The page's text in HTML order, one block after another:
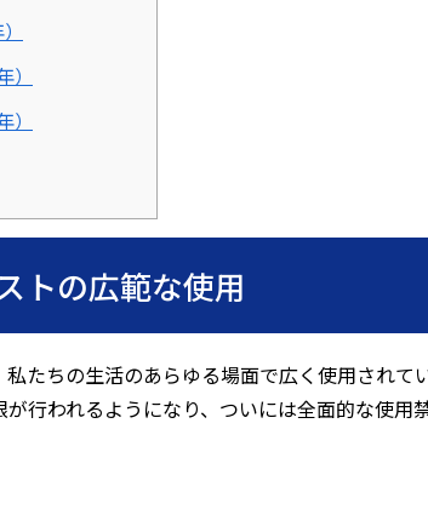
トの広範な使用
私たちの生活のあらゆる場面で広く使用され
行われるようになり、ついには全面的な使用